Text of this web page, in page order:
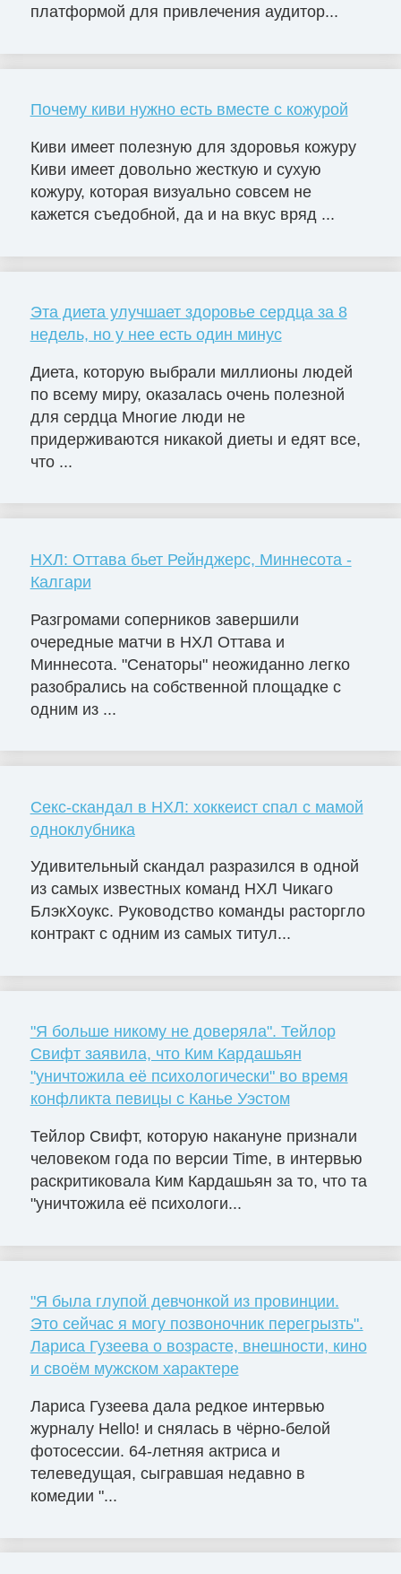
платформой для привлечения аудитор...
Почему киви нужно есть вместе с кожурой
Киви имеет полезную для здоровья кожуру
Киви имеет довольно жесткую и сухую
кожуру, которая визуально совсем не
кажется съедобной, да и на вкус вряд ...
Эта диета улучшает здоровье сердца за 8
недель, но у нее есть один минус
Диета, которую выбрали миллионы людей
по всему миру, оказалась очень полезной
для сердца Многие люди не
придерживаются никакой диеты и едят все,
что ...
НХЛ: Оттава бьет Рейнджерс, Миннесота -
Калгари
Разгромами соперников завершили
очередные матчи в НХЛ Оттава и
Миннесота. "Сенаторы" неожиданно легко
разобрались на собственной площадке с
одним из ...
Секс-скандал в НХЛ: хоккеист спал с мамой
одноклубника
Удивительный скандал разразился в одной
из самых известных команд НХЛ Чикаго
БлэкХоукс. Руководство команды расторгло
контракт с одним из самых титул...
"Я больше никому не доверяла". Тейлор
Свифт заявила, что Ким Кардашьян
"уничтожила её психологически" во время
конфликта певицы с Канье Уэстом
Тейлор Свифт, которую накануне признали
человеком года по версии Time, в интервью
раскритиковала Ким Кардашьян за то, что та
"уничтожила её психологи...
"Я была глупой девчонкой из провинции.
Это сейчас я могу позвоночник перегрызть".
Лариса Гузеева о возрасте, внешности, кино
и своём мужском характере
Лариса Гузеева дала редкое интервью
журналу Hello! и снялась в чёрно-белой
фотосессии. 64-летняя актриса и
телеведущая, сыгравшая недавно в
комедии "...